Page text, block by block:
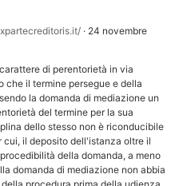
· 24 novembre
di perentorietà in via
che il termine persegue e della
la domanda di mediazione un
del termine per la sua
dello stesso non è riconducibile
cui, il deposito dell'istanza oltre il
della domanda, a meno
domanda di mediazione non abbia